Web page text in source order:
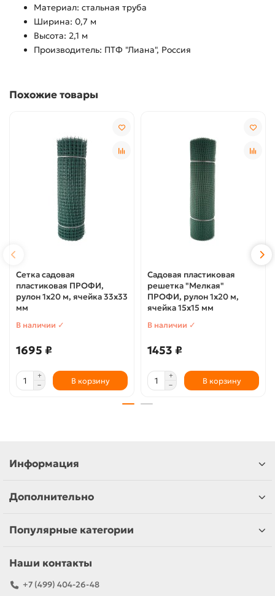
Материал: стальная труба
Ширина: 0,7 м
Высота: 2,1 м
Производитель: ПТФ "Лиана", Россия
Похожие товары
Сетка садовая
пластиковая ПРОФИ,
рулон 1х20 м, ячейка 33х33
мм
В наличии ✓
1695 ₽
В корзину
Садовая пластиковая
решетка "Мелкая"
ПРОФИ, рулон 1х20 м,
ячейка 15х15 мм
В наличии ✓
1453 ₽
В корзину
Информация
Дополнительно
Популярные категории
Наши контакты
+7 (499) 404-26-48